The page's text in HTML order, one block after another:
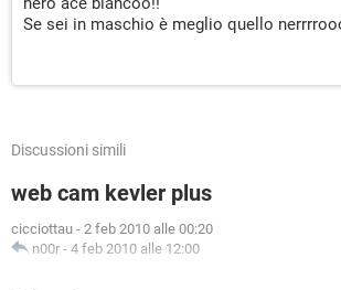
Se sei in maschio è meglio quello
Discussioni simili
web cam kevler plus
cicciottau - 2 feb 2010 alle 00:20
n00r - 4 feb 2010 alle 12:00